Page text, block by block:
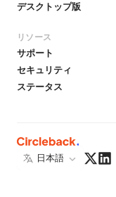
デスクトップ版
リソース
サポート
セキュリティ
ステータス
日本語